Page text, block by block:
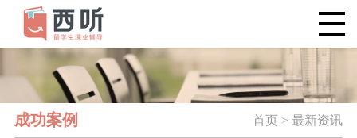
成功案例 首页 > 最新资讯